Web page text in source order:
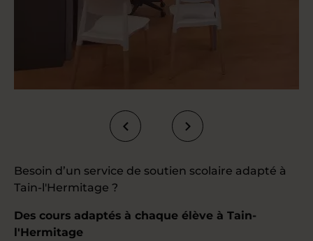
Besoin d’un service de soutien scolaire adapté à
Tain-l'Hermitage ?
Des cours adaptés à chaque élève à Tain-
l'Hermitage